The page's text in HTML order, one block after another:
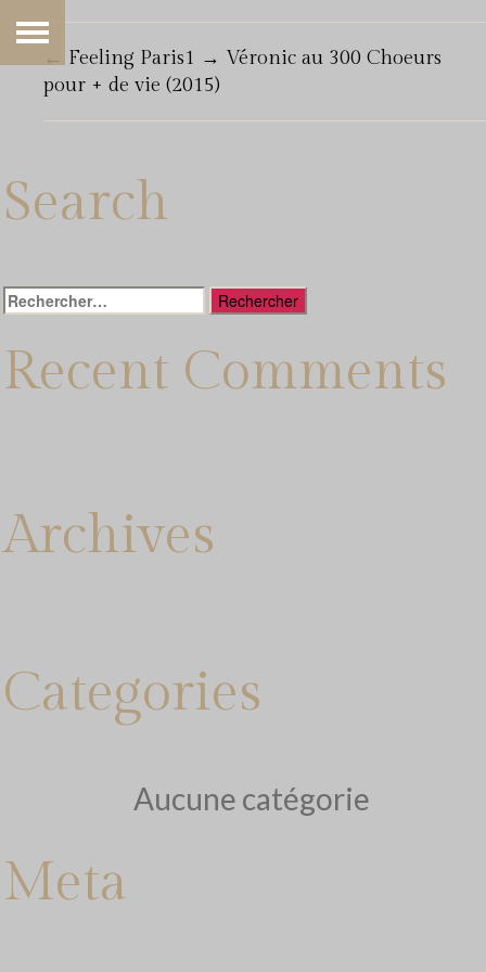
← Feeling Paris1 → Véronic au 300 Choeurs
pour + de vie (2015)
Search
Rechercher :
Recent Comments
Archives
Categories
Aucune catégorie
Meta